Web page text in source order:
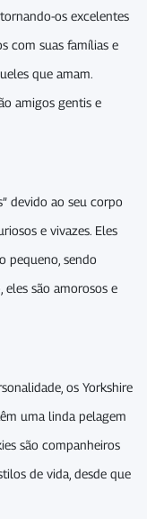
os excelentes
com suas famílias e
que amam.
amigos gentis e
devido ao seu corpo
e vivazes. Eles
pequeno, sendo
eles são amorosos e
os Yorkshire
uma linda pelagem
são companheiros
de vida, desde que